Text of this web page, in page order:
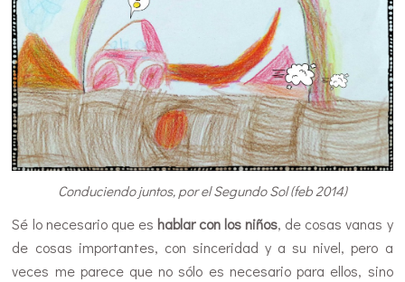
Conduciendo juntos, por el Segundo Sol (feb 2014)
Sé lo necesario que es hablar con los niños, de cosas vanas y
de cosas importantes, con sinceridad y a su nivel, pero a
veces me parece que no sólo es necesario para ellos, sino